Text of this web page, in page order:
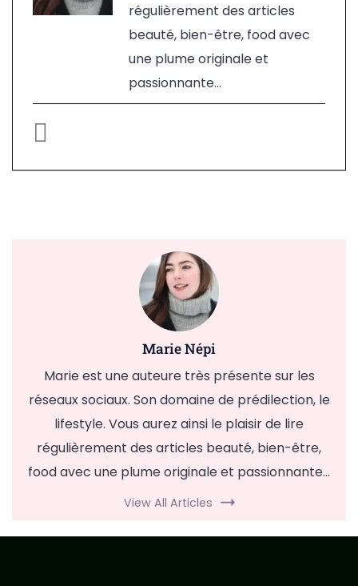
régulièrement des articles
beauté, bien-être, food avec
une plume originale et
passionnante...
Marie Népi
Marie est une auteure très présente sur les
réseaux sociaux. Son domaine de prédilection, le
lifestyle. Vous aurez ainsi le plaisir de lire
régulièrement des articles beauté, bien-être,
food avec une plume originale et passionnante...
View All Articles